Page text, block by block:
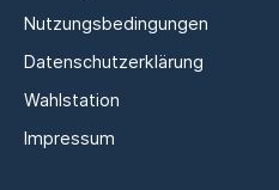
Nutzungsbedingungen
Datenschutzerklärung
Wahlstation
Impressum